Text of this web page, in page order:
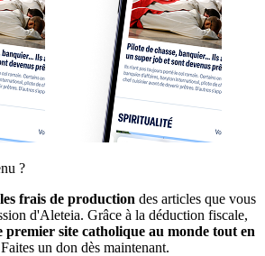
?
frais de production des articles que vous
d'Aleteia. Grâce à la déduction fiscale,
premier site catholique au monde tout en
Faites un don dès maintenant.